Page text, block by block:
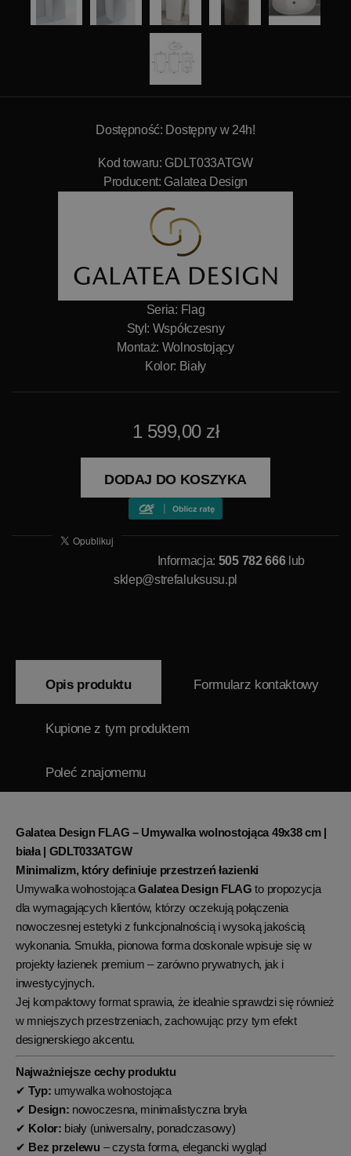
Dostępność: Dostępny w 24h!
Kod towaru: GDLT033ATGW
Producent: Galatea Design
Seria: Flag
Styl: Współczesny
Montaż: Wolnostojący
Kolor: Biały
1 599,00 zł
DODAJ DO KOSZYKA
Informacja: 505 782 666lub
sklep@strefaluksusu.pl
Opis produktu Formularz kontaktowy
Kupione z tym produktem
Poleć znajomemu
Galatea Design FLAG – Umywalka wolnostojąca 49x38 cm |
biała | GDLT033ATGW
Minimalizm, który definiuje przestrzeń łazienki
Umywalka wolnostojącaGalatea Design FLAG to propozycja
dla wymagających klientów, którzy oczekują połączenia
nowoczesnej estetyki z funkcjonalnością i wysoką jakością
wykonania. Smukła, pionowa forma doskonale wpisuje się w
projekty łazienek premium – zarówno prywatnych, jak i
inwestycyjnych.
Jej kompaktowy format sprawia, że idealnie sprawdzi się również
w mniejszych przestrzeniach, zachowując przy tym efekt
designerskiego akcentu.
Najważniejsze cechy produktu
✔Typ: umywalka wolnostojąca
✔ Design: nowoczesna, minimalistyczna bryła
✔ Kolor: biały (uniwersalny, ponadczasowy)
✔ Bez przelewu – czysta forma, elegancki wygląd